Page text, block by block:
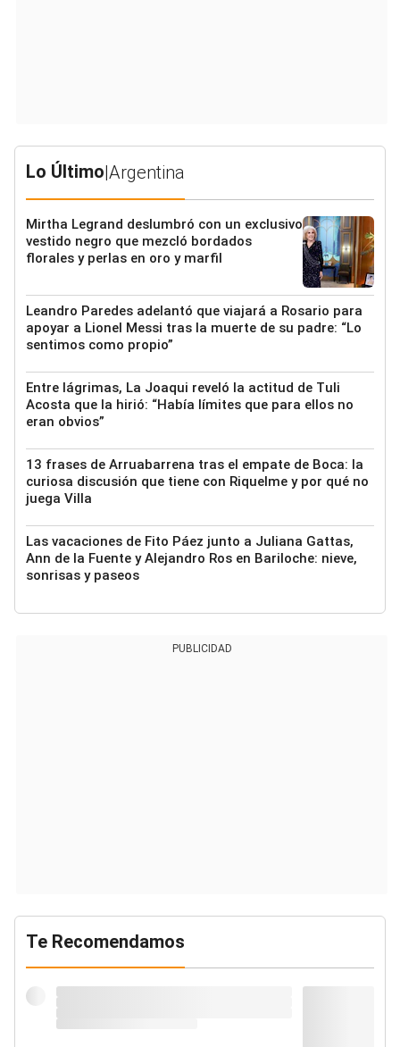
Lo Último|Argentina
Mirtha Legrand deslumbró con un exclusivo
vestido negro que mezcló bordados
florales y perlas en oro y marfil
Leandro Paredes adelantó que viajará a Rosario para
apoyar a Lionel Messi tras la muerte de su padre: “Lo
sentimos como propio”
Entre lágrimas, La Joaqui reveló la actitud de Tuli
Acosta que la hirió: “Había límites que para ellos no
eran obvios”
13 frases de Arruabarrena tras el empate de Boca: la
curiosa discusión que tiene con Riquelme y por qué no
juega Villa
Las vacaciones de Fito Páez junto a Juliana Gattas,
Ann de la Fuente y Alejandro Ros en Bariloche: nieve,
sonrisas y paseos
PUBLICIDAD
Te Recomendamos